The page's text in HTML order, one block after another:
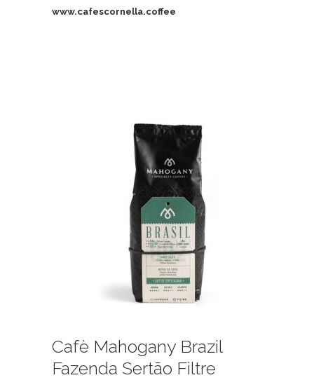
www.cafescornella.coffee
Cafè Mahogany Brazil
Fazenda Sertão Filtre